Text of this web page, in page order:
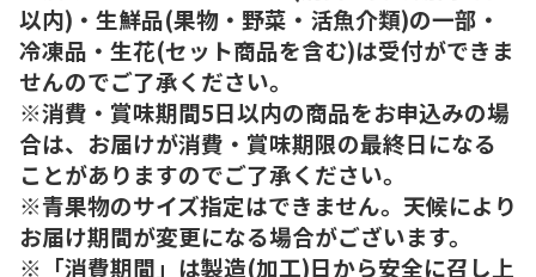
以内)・生鮮品(果物・野菜・活魚介類)の一部・
冷凍品・生花(セット商品を含む)は受付ができま
せんのでご了承ください。
※消費・賞味期間5日以内の商品をお申込みの場
合は、お届けが消費・賞味期限の最終日になる
ことがありますのでご了承ください。
※青果物のサイズ指定はできません。天候により
お届け期間が変更になる場合がございます。
※「消費期間」は製造(加工)日から安全に召し上